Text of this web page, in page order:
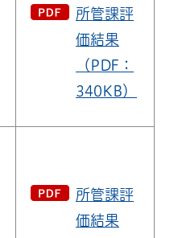
所管課評
価結果
（PDF：
340KB）
所管課評
価結果